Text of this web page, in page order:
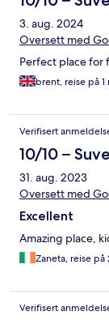
3. aug. 2024
Oversett med
Perfect place for
brent, reise på 1
Verifisert
10/10 –
31. aug. 2023
Oversett med
Excellent
Amazing place,
Zaneta, reise på
Verifisert